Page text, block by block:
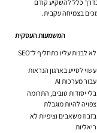
כלל להשקיע קודם
בצמיחה עקבית.
המשמעות העסקית
לא לבנות עליו כתחליף ל־SEO
עשוי לסייע בארגון הנראות
עבור מערכות AI
בלי יסודות טובים, התרומה
צפויה להיות מוגבלת
בזבוז משאבים וציפיות לא
ריאליות